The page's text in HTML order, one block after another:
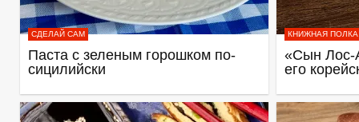
СДЕЛАЙ САМ
Паста с зеленым горошком по-
сицилийски
КНИЖНАЯ ПОЛКА
«Сын Лос-
его